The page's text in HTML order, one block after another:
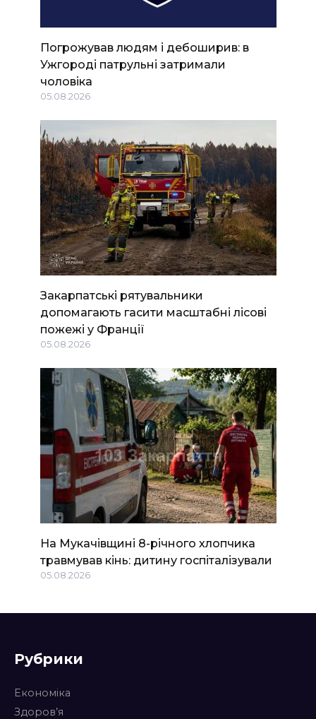
Погрожував людям і дебоширив: в
Ужгороді патрульні затримали
чоловіка
05.08.2026
Закарпатські рятувальники
допомагають гасити масштабні лісові
пожежі у Франції
05.08.2026
На Мукачівщині 8-річного хлопчика
травмував кінь: дитину госпіталізували
05.08.2026
Рубрики
Економіка
Здоров’я